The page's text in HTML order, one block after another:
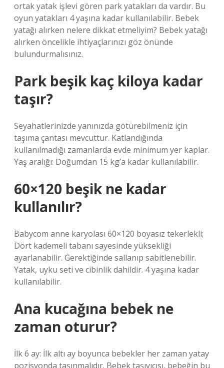
ortak yatak işlevi gören park yatakları da vardır. Bu
oyun yatakları 4 yaşına kadar kullanılabilir. Bebek
yatağı alırken nelere dikkat etmeliyim? Bebek yatağı
alırken öncelikle ihtiyaçlarınızı göz önünde
bulundurmalısınız.
Park beşik kaç kiloya kadar
taşır?
Seyahatlerinizde yanınızda götürebilmeniz için
taşıma çantası mevcuttur. Katlandığında
kullanılmadığı zamanlarda evde minimum yer kaplar.
Yaş aralığı: Doğumdan 15 kg’a kadar kullanılabilir.
60×120 beşik ne kadar
kullanılır?
Babycom anne karyolası 60×120 boyasız tekerlekli;
Dört kademeli tabanı sayesinde yüksekliği
ayarlanabilir. Gerektiğinde sallanıp sabitlenebilir.
Yatak, uyku seti ve cibinlik dahildir. 4 yaşına kadar
kullanılabilir.
Ana kucağına bebek ne
zaman oturur?
İlk 6 ay: İlk altı ay boyunca bebekler her zaman yatay
pozisyonda taşınmalıdır. Bebek taşıyıcısı, bebeğin bu